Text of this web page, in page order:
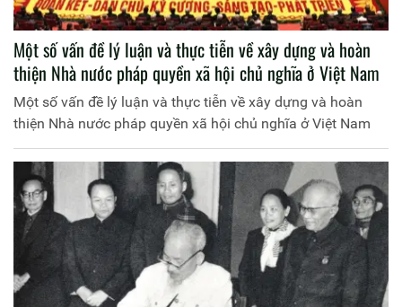
Một số vấn đề lý luận và thực tiễn về xây dựng và hoàn
thiện Nhà nước pháp quyền xã hội chủ nghĩa ở Việt Nam
Một số vấn đề lý luận và thực tiễn về xây dựng và hoàn
thiện Nhà nước pháp quyền xã hội chủ nghĩa ở Việt Nam